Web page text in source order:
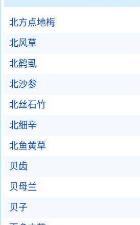
北方点地梅
北风草
北鹤虱
北沙参
北丝石竹
北细辛
北鱼黄草
贝齿
贝母兰
贝子